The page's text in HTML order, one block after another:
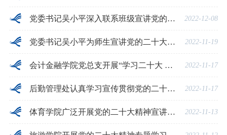
党委书记吴小平深入联系班级宣讲党的二十大精神 2022-12-08
党委书记吴小平为师生宣讲党的二十大精神 2022-11-19
会计金融学院党总支开展“学习二十大 奋进新征程”专题研讨会 2022-11-17
后勤管理处认真学习宣传贯彻党的二十大精神 2022-11-17
体育学院广泛开展党的二十大精神宣讲活动 2022-11-13